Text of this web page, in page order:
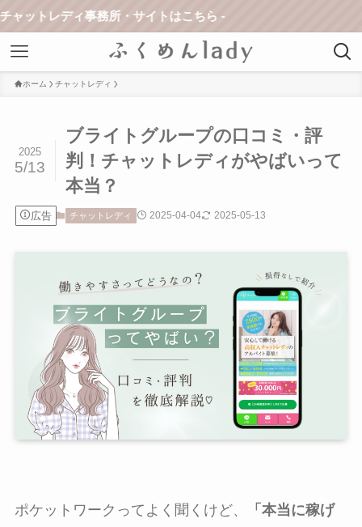
事務所・サイトはこちら -
ホーム チャットレディ
ブライトグループの口コミ・評
判！チャットレディがやばいって
本当？
2025
5/13
広告 チャットレディ 2025-04-04 2025-05-13
ポケットワークってよく聞くけど、
「本当に稼げ